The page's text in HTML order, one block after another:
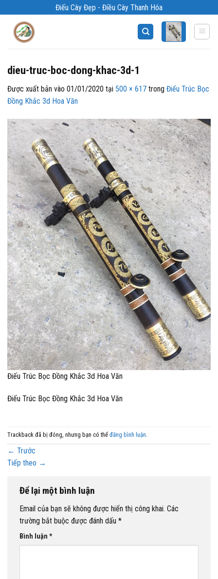
qua
Điếu Cày Đẹp - Điều Cày Thanh Hóa
dieu-truc-boc-dong-khac-3d-1
Được xuất bản vào 01/01/2020 tại 500 × 617 trong Điếu Trúc Bọc
Đồng Khắc 3d Hoa Văn
Điếu Trúc Bọc Đồng Khắc 3d Hoa Văn
Điếu Trúc Bọc Đồng Khắc 3d Hoa Văn
Trackback đã bị đóng, nhưng bạn có thể đăng bình luận
← Trước
Tiếp theo →
Để lại một bình luận
Email của bạn sẽ không được hiển thị công khai. Các
trường bắt buộc được đánh dấu *
Bình luận *